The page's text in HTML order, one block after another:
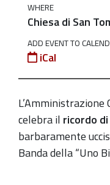
Massimiliano
Valenti:
26
febbraio
la
Messa
e
gli
omaggi
WHERE
Chiesa di San
ADD EVENT TO
iCal
L’Amministrazione
celebra il ricordo di
barbaramente
Banda della “Uno